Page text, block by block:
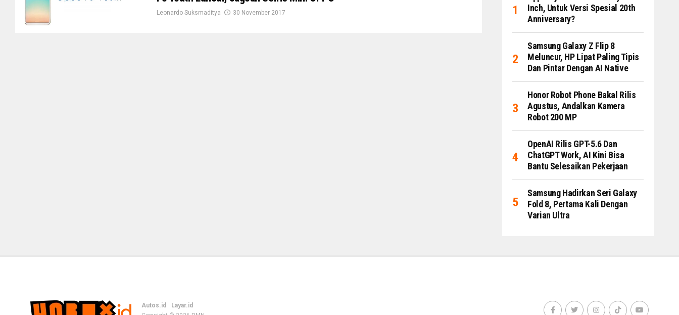
Leonardo Suksmaditya 30 November 2017
Inch, Untuk Versi Spesial 20th
Anniversary?
Samsung Galaxy Z Flip 8
Meluncur, HP Lipat Paling Tipis
Dan Pintar Dengan AI Native
Honor Robot Phone Bakal Rilis
Agustus, Andalkan Kamera
Robot 200 MP
OpenAI Rilis GPT-5.6 Dan
ChatGPT Work, AI Kini Bisa
Bantu Selesaikan Pekerjaan
Samsung Hadirkan Seri Galaxy
Fold 8, Pertama Kali Dengan
Varian Ultra
Autos.id
Layar.id